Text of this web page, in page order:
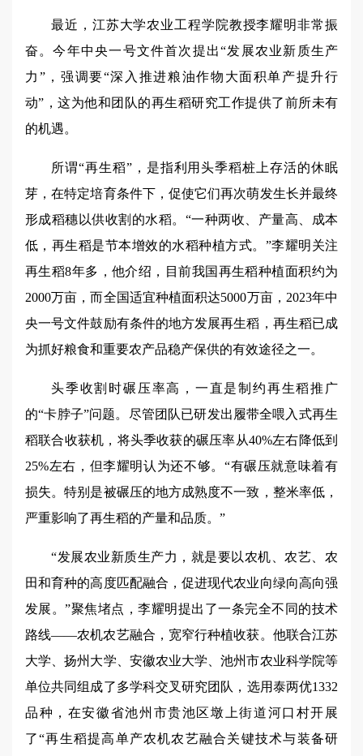
最近，江苏大学农业工程学院教授李耀明非常振
奋。今年中央一号文件首次提出“发展农业新质生产
力”，强调要“深入推进粮油作物大面积单产提升行
动”，这为他和团队的再生稻研究工作提供了前所未有
的机遇。
所谓“再生稻”，是指利用头季稻桩上存活的休眠
芽，在特定培育条件下，促使它们再次萌发生长并最终
形成稻穗以供收割的水稻。“一种两收、产量高、成本
低，再生稻是节本增效的水稻种植方式。”李耀明关注
再生稻8年多，他介绍，目前我国再生稻种植面积约为
2000万亩，而全国适宜种植面积达5000万亩，2023年中
央一号文件鼓励有条件的地方发展再生稻，再生稻已成
为抓好粮食和重要农产品稳产保供的有效途径之一。
头季收割时碾压率高，一直是制约再生稻推广
的“卡脖子”问题。尽管团队已研发出履带全喂入式再生
稻联合收获机，将头季收获的碾压率从40%左右降低到
25%左右，但李耀明认为还不够。“有碾压就意味着有
损失。特别是被碾压的地方成熟度不一致，整米率低，
严重影响了再生稻的产量和品质。”
“发展农业新质生产力，就是要以农机、农艺、农
田和育种的高度匹配融合，促进现代农业向绿向高向强
发展。”聚焦堵点，李耀明提出了一条完全不同的技术
路线——农机农艺融合，宽窄行种植收获。他联合江苏
大学、扬州大学、安徽农业大学、池州市农业科学院等
单位共同组成了多学科交叉研究团队，选用泰两优1332
品种，在安徽省池州市贵池区墩上街道河口村开展
了“再生稻提高单产农机农艺融合关键技术与装备研